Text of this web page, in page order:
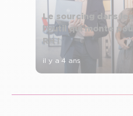
Le sourcing dans
l’outil qui monte
RH !
il y a 4 ans